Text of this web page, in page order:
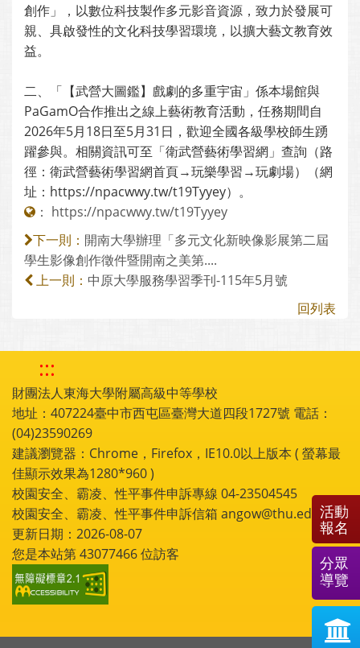
創作」，以數位科技製作多元影音資源，致力於發展可
親、具啟發性的文化科技學習環境，以擴大藝文教育效
益。
二、「【武營大圖鑑】戲劇的多重宇宙」係本場館與
PaGamO合作推出之線上藝術教育活動，任務期間自
2026年5月18日至5月31日，歡迎全國各級學校師生踴
躍參與。相關資訊可至「衛武營藝術學習網」查詢（路
徑：衛武營藝術學習網首頁→玩樂學習→玩劇場）（網
址：https://npacwwy.tw/t19Tyyey）。
： https://npacwwy.tw/t19Tyyey
下一則： 開南大學辦理「多元文化新映像影展第二屆
學生影像創作徵件暨開南之美第....
上一則： 中原大學服務學習季刊-115年5月號
回列表
:::
財團法人東海大學附屬高級中等學校
地址：407224臺中市西屯區臺灣大道四段1727號 電話：
(04)23590269
建議瀏覽器：Chrome，Firefox，IE10.0以上版本 ( 螢幕最
佳顯示效果為1280*960 )
校園安全、霸凌、性平事件申訴專線 04-23504545
校園安全、霸凌、性平事件申訴信箱 angow@thu.edu.tw
更新日期：2026-08-07
您是本站第43077466位訪客
活動
報名
分眾
導覽